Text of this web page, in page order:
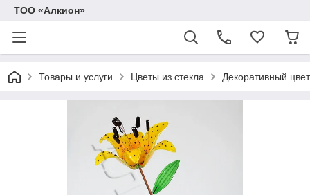
ТОО «Алкион»
Товары и услуги Цветы из стекла Декоративный